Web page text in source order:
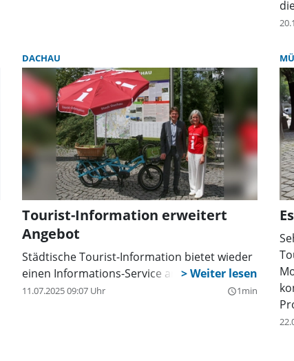
DACHAU
Tourist-Information erweitert
Angebot
Städtische Tourist-Information bietet wieder
einen Informations-Service am Bahnhof an.
11.07.2025 09:07 Uhr query_builder1min